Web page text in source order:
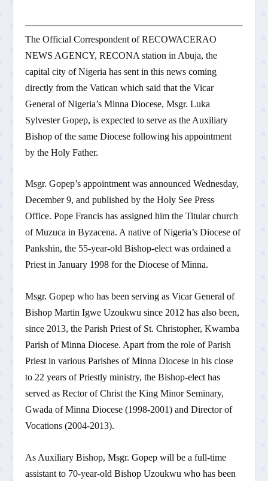
The Official Correspondent of RECOWACERAO
NEWS AGENCY, RECONA station in Abuja, the
capital city of Nigeria has sent in this news coming
directly from the Vatican which said that the Vicar
General of Nigeria’s Minna Diocese, Msgr. Luka
Sylvester Gopep, is expected to serve as the Auxiliary
Bishop of the same Diocese following his appointment
by the Holy Father.
Msgr. Gopep’s appointment was announced Wednesday,
December 9, and published by the Holy See Press
Office. Pope Francis has assigned him the Titular church
of Muzuca in Byzacena. A native of Nigeria’s Diocese of
Pankshin, the 55-year-old Bishop-elect was ordained a
Priest in January 1998 for the Diocese of Minna.
Msgr. Gopep who has been serving as Vicar General of
Bishop Martin Igwe Uzoukwu since 2012 has also been,
since 2013, the Parish Priest of St. Christopher, Kwamba
Parish of Minna Diocese. Apart from the role of Parish
Priest in various Parishes of Minna Diocese in his close
to 22 years of Priestly ministry, the Bishop-elect has
served as Rector of Christ the King Minor Seminary,
Gwada of Minna Diocese (1998-2001) and Director of
Vocations (2004-2013).
As Auxiliary Bishop, Msgr. Gopep will be a full-time
assistant to 70-year-old Bishop Uzoukwu who has been